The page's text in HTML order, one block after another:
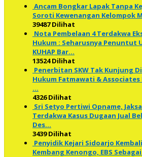
Ancam Bongkar Lapak Tanpa
Soroti Kewenangan Kelompok
39487 Dilihat
Nota Pembelaan 4 Terdakwa
Hukum : Seharusnya Penuntut
KUHAP Bar…
13524 Dilihat
Penerbitan SKW Tak Kunjung
Hukum Fatmawati & Associates
…
4326 Dilihat
Sri Setyo Pertiwi Opname,
Terdakwa Kasus Dugaan Jual
Des…
3439 Dilihat
Penyidik Kejari Sidoarjo
Kembang Kenongo, EBS